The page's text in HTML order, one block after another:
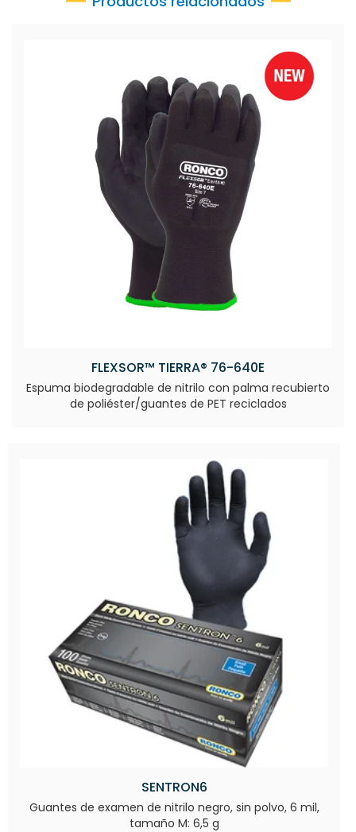
FLEXSOR™ TIERRA® 76-640E
Espuma biodegradable de nitrilo con palma recubierto
de poliéster/guantes de PET reciclados
SENTRON6
Guantes de examen de nitrilo negro, sin polvo, 6 mil,
tamaño M: 6,5 g